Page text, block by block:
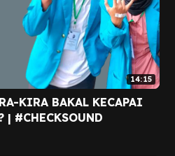
14:15
KIRA BAKAL KECAPAI
#CHECKSOUND